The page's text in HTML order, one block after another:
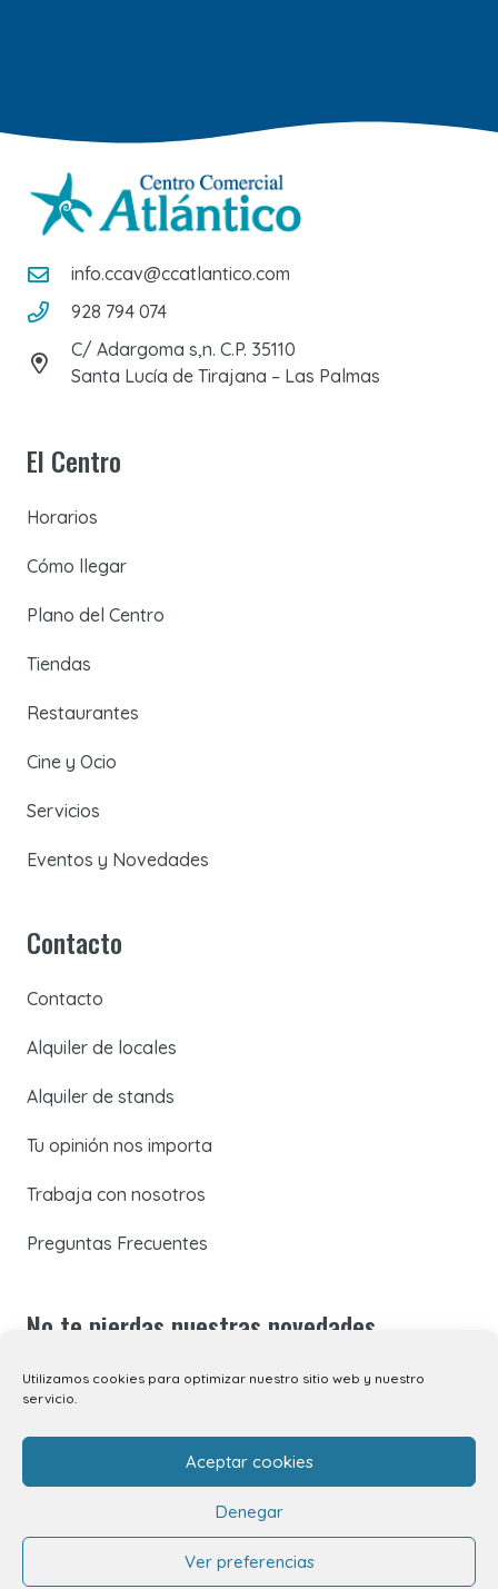
Utilizamos cookies para optimizar nuestro sitio web y nuestro
servicio.
Aceptar cookies
Denegar
Ver preferencias
info.ccav@ccatlantico.com
928 794 074
C/ Adargoma s,n. C.P. 35110
Santa Lucía de Tirajana – Las Palmas
El Centro
Horarios
Cómo llegar
Plano del Centro
Tiendas
Restaurantes
Cine y Ocio
Servicios
Eventos y Novedades
Contacto
Contacto
Alquiler de locales
Alquiler de stands
Tu opinión nos importa
Trabaja con nosotros
Preguntas Frecuentes
No te pierdas nuestras novedades
Suscríbete a nuestra newsletter para recibir todas las
nuestras redes sociales.